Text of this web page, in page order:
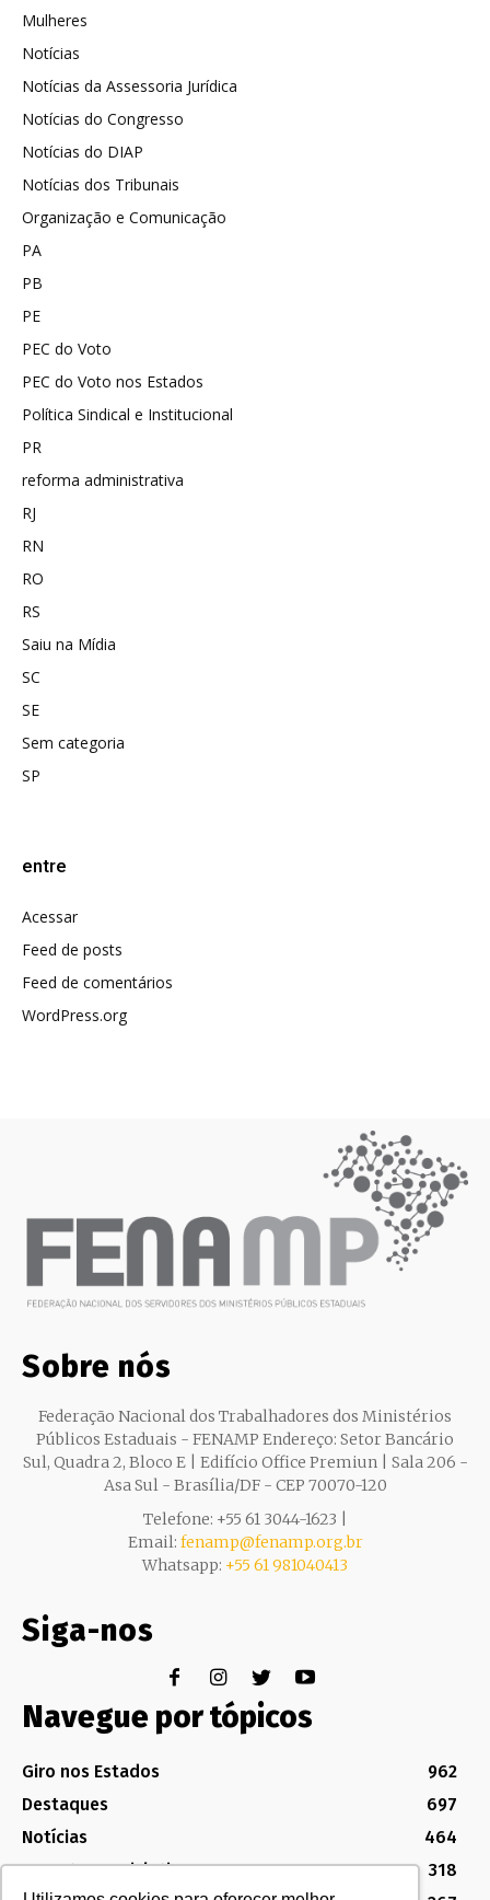
Mulheres
Notícias
Notícias da Assessoria Jurídica
Notícias do Congresso
Notícias do DIAP
Notícias dos Tribunais
Organização e Comunicação
PA
PB
PE
PEC do Voto
PEC do Voto nos Estados
Política Sindical e Institucional
PR
reforma administrativa
RJ
RN
RO
RS
Saiu na Mídia
SC
SE
Sem categoria
SP
entre
Acessar
Feed de posts
Feed de comentários
WordPress.org
Sobre nós
Federação Nacional dos Trabalhadores dos Ministérios
Públicos Estaduais - FENAMP Endereço: Setor Bancário
Sul, Quadra 2, Bloco E | Edifício Office Premiun | Sala 206 -
Asa Sul - Brasília/DF - CEP 70070-120
Telefone: +55 61 3044-1623 |
Email: fenamp@fenamp.org.br
Whatsapp: +55 61 981040413
Siga-nos
Navegue por tópicos
Giro nos Estados
962
Destaques
697
Notícias
464
Assuntos Legislativos
318